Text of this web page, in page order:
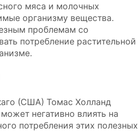
мяса и молочных
организму вещества.
проблемам со
потребление растительной
(США) Томас Холланд
негативно влиять на
потребления этих полезных